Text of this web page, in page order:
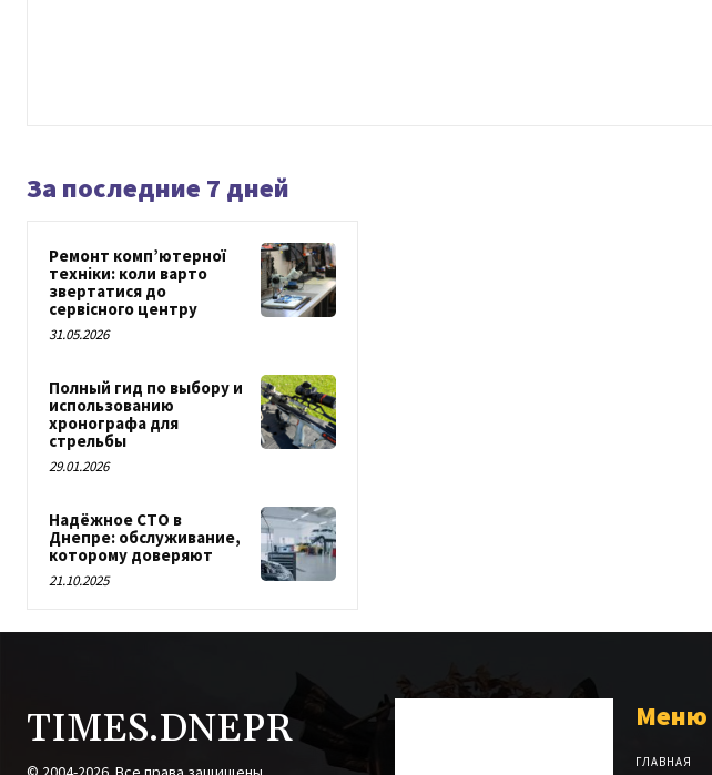
За последние 7 дней
Ремонт комп’ютерної
техніки: коли варто
звертатися до
сервісного центру
31.05.2026
Полный гид по выбору и
использованию
хронографа для
стрельбы
29.01.2026
Надёжное СТО в
Днепре: обслуживание,
которому доверяют
21.10.2025
TIMES.DNEPR Меню
ГЛАВНАЯ